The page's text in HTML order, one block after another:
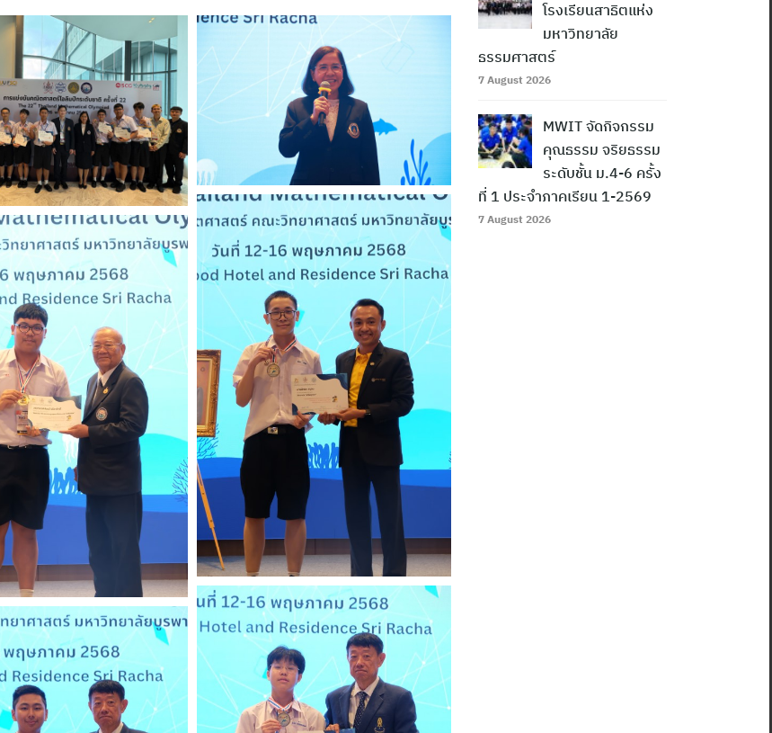
Search
for:
โรงเรียนสาธิตแห่ง
มหาวิทยาลัย
ธรรมศาสตร์
7 August 2026
MWIT จัดกิจกรรม
คุณธรรม จริยธรรม
ระดับชั้น ม.4-6 ครั้ง
ที่ 1 ประจำภาคเรียน 1-2569
7 August 2026